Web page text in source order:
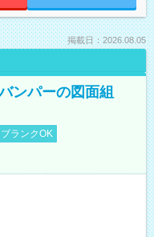
掲載日：2026.08.05
ンパーの図面組
ブランクOK